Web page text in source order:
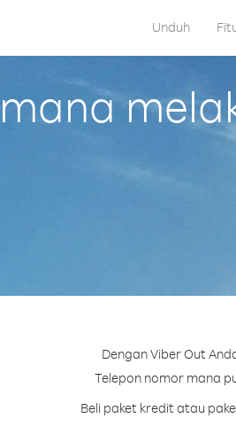
Unduh
Dengan Viber Out
Telepon nomor mana
Beli paket kredit atau